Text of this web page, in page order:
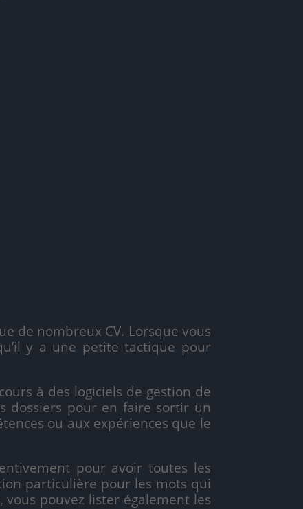
de nombreux CV. Lorsque vous
y a une petite tactique pour
à des logiciels de gestion de
dossiers pour en faire sortir un
ou aux expériences que le
pour avoir toutes les
particulière pour les mots qui
pouvez lister également les